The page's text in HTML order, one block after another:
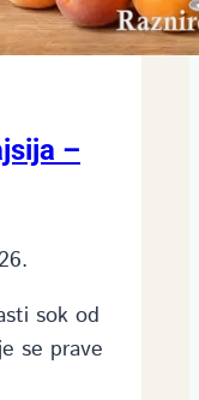
–
sok od
se prave